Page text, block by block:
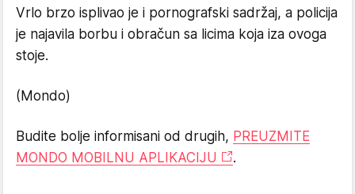
Vrlo brzo isplivao je i pornografski sadržaj, a policija
je najavila borbu i obračun sa licima koja iza ovoga
stoje.
(Mondo)
Budite bolje informisani od drugih, PREUZMITE
MONDO MOBILNU APLIKACIJU
.